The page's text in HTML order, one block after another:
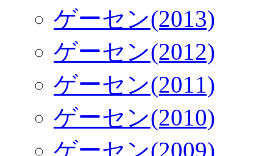
ゲーセン(2013)
ゲーセン(2012)
ゲーセン(2011)
ゲーセン(2010)
ゲーセン(2009)